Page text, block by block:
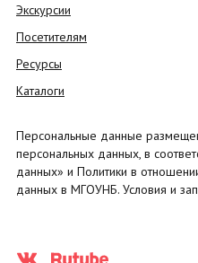
Экскурсии
Посетителям
Ресурсы
Каталоги
Персональные данные
персональных данных, в
данных» и Политики в
данных в МГОУНБ. Условия и